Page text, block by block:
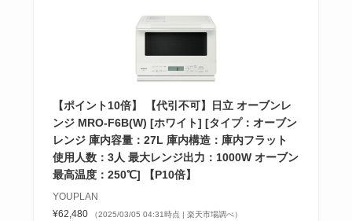
【ポイント10倍】 【代引不可】日立 オーブンレ
ンジ MRO-F6B(W) [ホワイト] [タイプ：オーブン
レンジ 庫内容量：27L 庫内構造：庫内フラット
使用人数：3人 最大レンジ出力：1000W オーブン
最高温度：250℃] 【P10倍】
YOUPLAN
¥62,480
（2025/03/05 04:31時点 | 楽天市場調べ）